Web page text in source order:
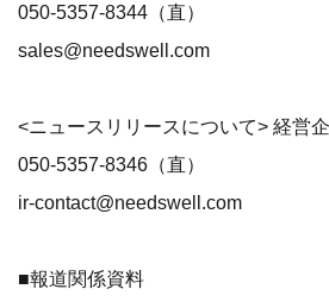
050-5357-8344（直）
sales@needswell.com
<ニュースリリースについて> 経営
050-5357-8346（直）
ir-contact@needswell.com
■報道関係資料